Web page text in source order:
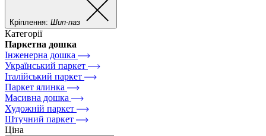
Кріплення: Шип-паз
Категорії
Паркетна дошка
Інженерна дошка
Український паркет
Італійський паркет
Паркет ялинка
Масивна дошка
Художній паркет
Штучний паркет
Ціна